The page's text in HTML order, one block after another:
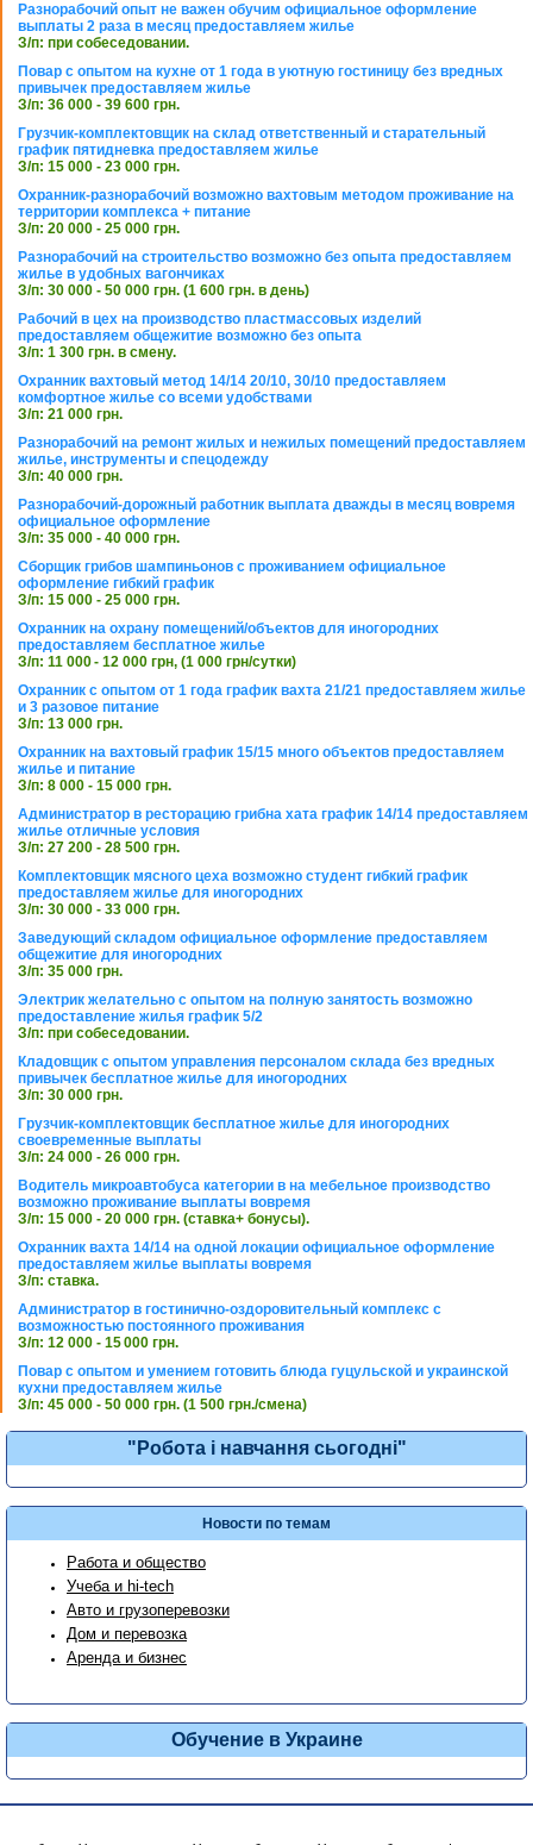
Разнорабочий опыт не важен обучим официальное оформление
выплаты 2 раза в месяц предоставляем жилье
З/п: при собеседовании.
Повар с опытом на кухне от 1 года в уютную гостиницу без вредных
привычек предоставляем жилье
З/п: 36 000 - 39 600 грн.
Грузчик-комплектовщик на склад ответственный и старательный
график пятидневка предоставляем жилье
З/п: 15 000 - 23 000 грн.
Охранник-разнорабочий возможно вахтовым методом проживание на
территории комплекса + питание
З/п: 20 000 - 25 000 грн.
Разнорабочий на строительство возможно без опыта предоставляем
жилье в удобных вагончиках
З/п: 30 000 - 50 000 грн. (1 600 грн. в день)
Рабочий в цех на производство пластмассовых изделий
предоставляем общежитие возможно без опыта
З/п: 1 300 грн. в смену.
Охранник вахтовый метод 14/14 20/10, 30/10 предоставляем
комфортное жилье со всеми удобствами
З/п: 21 000 грн.
Разнорабочий на ремонт жилых и нежилых помещений предоставляем
жилье, инструменты и спецодежду
З/п: 40 000 грн.
Разнорабочий-дорожный работник выплата дважды в месяц вовремя
официальное оформление
З/п: 35 000 - 40 000 грн.
Сборщик грибов шампиньонов с проживанием официальное
оформление гибкий график
З/п: 15 000 - 25 000 грн.
Охранник на охрану помещений/объектов для иногородних
предоставляем бесплатное жилье
З/п: 11 000 - 12 000 грн, (1 000 грн/сутки)
Охранник с опытом от 1 года график вахта 21/21 предоставляем жилье
и 3 разовое питание
З/п: 13 000 грн.
Охранник на вахтовый график 15/15 много объектов предоставляем
жилье и питание
З/п: 8 000 - 15 000 грн.
Администратор в ресторацию грибна хата график 14/14 предоставляем
жилье отличные условия
З/п: 27 200 - 28 500 грн.
Комплектовщик мясного цеха возможно студент гибкий график
предоставляем жилье для иногородних
З/п: 30 000 - 33 000 грн.
Заведующий складом официальное оформление предоставляем
общежитие для иногородних
З/п: 35 000 грн.
Электрик желательно с опытом на полную занятость возможно
предоставление жилья график 5/2
З/п: при собеседовании.
Кладовщик с опытом управления персоналом склада без вредных
привычек бесплатное жилье для иногородних
З/п: 30 000 грн.
Грузчик-комплектовщик бесплатное жилье для иногородних
своевременные выплаты
З/п: 24 000 - 26 000 грн.
Водитель микроавтобуса категории в на мебельное производство
возможно проживание выплаты вовремя
З/п: 15 000 - 20 000 грн. (ставка+ бонусы).
Охранник вахта 14/14 на одной локации официальное оформление
предоставляем жилье выплаты вовремя
З/п: ставка.
Администратор в гостинично-оздоровительный комплекс с
возможностью постоянного проживания
З/п: 12 000 - 15 000 грн.
Повар с опытом и умением готовить блюда гуцульской и украинской
кухни предоставляем жилье
З/п: 45 000 - 50 000 грн. (1 500 грн./смена)
"Робота і навчання сьогодні"
Новости по темам
Работа и общество
Учеба и hi-tech
Авто и грузоперевозки
Дом и перевозка
Аренда и бизнес
Обучение в Украине